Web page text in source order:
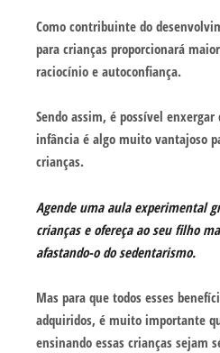
Como contribuinte do
para crianças proporcionará
raciocínio e autoconfiança.
Sendo assim, é possível
infância é algo muito vantajoso
crianças.
Agende uma aula experimental
crianças e ofereça ao seu filho
afastando-o do sedentarismo.
Mas para que todos esses
adquiridos, é muito importante
ensinando essas crianças sejam